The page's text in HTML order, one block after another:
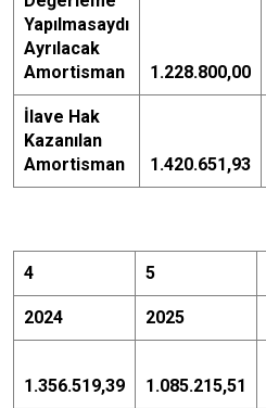
Yapılmasaydı
Ayrılacak
Amortisman
1.228.800,00
İlave Hak
Kazanılan
Amortisman
1.420.651,93
4 5
2024 2025
1.356.519,39 1.085.215,51